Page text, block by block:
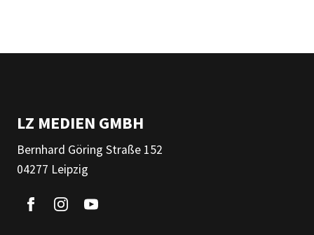
LZ MEDIEN GMBH
Bernhard Göring Straße 152
04277 Leipzig